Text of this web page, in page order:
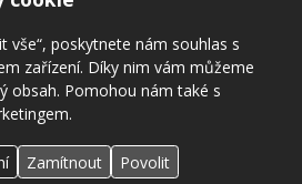
a zahradnictví Samšín.
, eshopy–CREATION.CZ
vše“, poskytnete nám souhlas s
zařízení. Díky nim vám můžeme
obsah. Pomohou nám také s
Zamítnout Povolit